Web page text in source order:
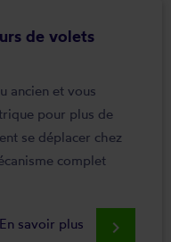
de volets
ancien et vous
pour plus de
se déplacer chez
complet
En savoir plus keyboard_arrow_right